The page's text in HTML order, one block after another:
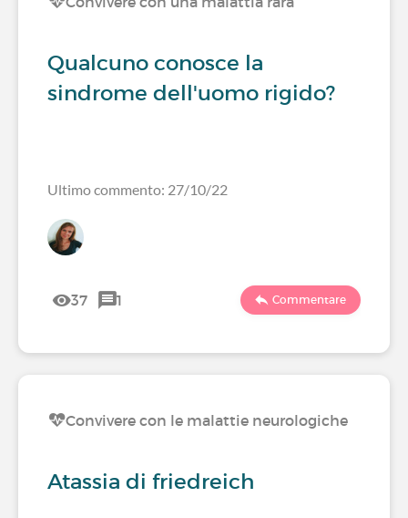
Qualcuno conosce la
sindrome dell'uomo rigido?
Ultimo commento: 27/10/22
37 1 Commentare
Convivere con le malattie neurologiche
Atassia di friedreich